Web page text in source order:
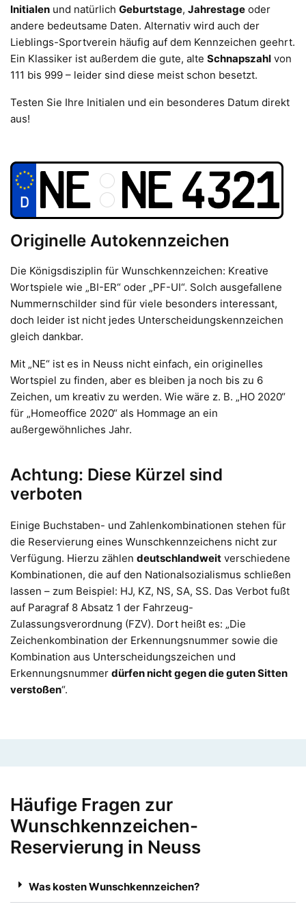
Initialen und natürlich Geburtstage, Jahrestage oder
andere bedeutsame Daten. Alternativ wird auch der
Lieblings-Sportverein häufig auf dem Kennzeichen geehrt.
Ein Klassiker ist außerdem die gute, alte Schnapszahl von
111 bis 999 – leider sind diese meist schon besetzt.
Testen Sie Ihre Initialen und ein besonderes Datum direkt
aus!
Originelle Autokennzeichen
Die Königsdisziplin für Wunschkennzeichen: Kreative
Wortspiele wie „BI-ER“ oder „PF-UI“. Solch ausgefallene
Nummernschilder sind für viele besonders interessant,
doch leider ist nicht jedes Unterscheidungskennzeichen
gleich dankbar.
Mit „NE“ ist es in Neuss nicht einfach, ein originelles
Wortspiel zu finden, aber es bleiben ja noch bis zu 6
Zeichen, um kreativ zu werden. Wie wäre z. B. „HO 2020“
für „Homeoffice 2020“ als Hommage an ein
außergewöhnliches Jahr.
Achtung: Diese Kürzel sind
verboten
Einige Buchstaben- und Zahlenkombinationen stehen für
die Reservierung eines Wunschkennzeichens nicht zur
Verfügung. Hierzu zählen deutschlandweit verschiedene
Kombinationen, die auf den Nationalsozialismus schließen
lassen – zum Beispiel: HJ, KZ, NS, SA, SS. Das Verbot fußt
auf Paragraf 8 Absatz 1 der Fahrzeug-
Zulassungsverordnung (FZV). Dort heißt es: „Die
Zeichenkombination der Erkennungsnummer sowie die
Kombination aus Unterscheidungszeichen und
Erkennungsnummer dürfen nicht gegen die guten Sitten
verstoßen“.
Häufige Fragen zur
Wunschkennzeichen-
Reservierung in Neuss
Was kosten Wunschkennzeichen?